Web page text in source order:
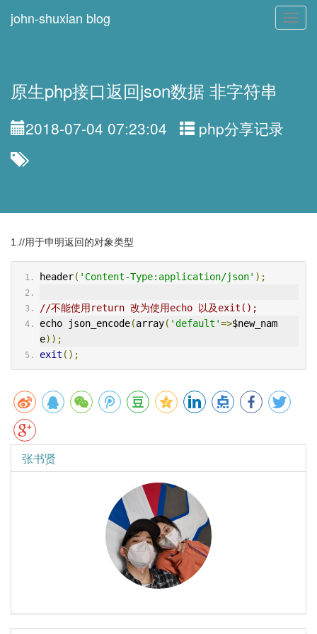
john-shuxian blog
原生php接口返回json数据 非字符串
2018-07-04 07:23:04 php分享记录
1.//用于申明返回的对象类型
header( 'Content-Type:application/json' );
//不能使用return 改为使用echo 以及exit();
echo json_encode(array( 'default'=>$new_nam
e));
exit ();
张书贤